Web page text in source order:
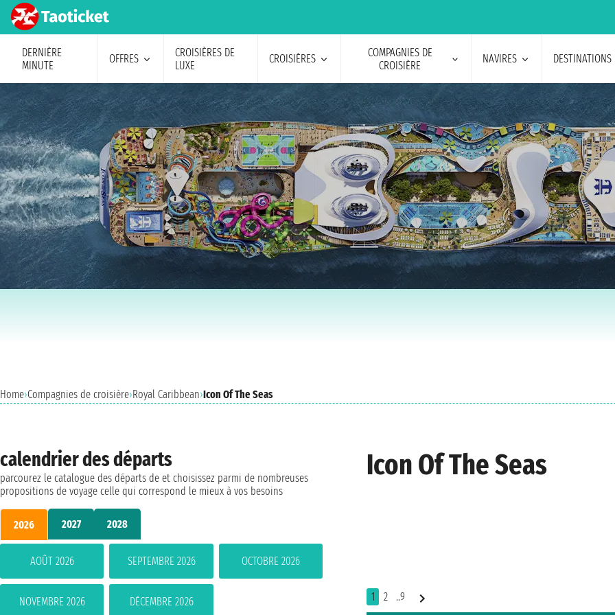
DERNIÈRE
MINUTE
OFFRES
CROISIÈRES DE
LUXE
CROISIÈRES
COMPAGNIES DE
CROISIÈRE
NAVIRES DESTINATIONS
Home›Compagnies de croisière›Royal Caribbean›Icon Of The Seas
Icon Of The Seas
1 2 ..9
calendrier des départs
parcourez le catalogue des départs de et choisissez parmi de nombreuses
propositions de voyage celle qui correspond le mieux à vos besoins
2026 2027 2028
AOÛT 2026 SEPTEMBRE 2026 OCTOBRE 2026
NOVEMBRE 2026 DÉCEMBRE 2026